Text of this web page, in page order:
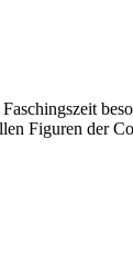
Figuren